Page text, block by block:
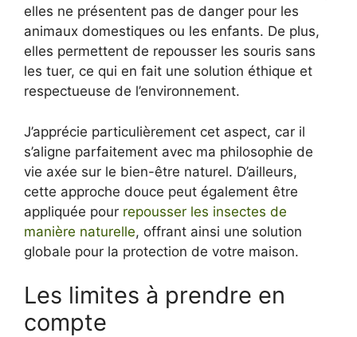
elles ne présentent pas de danger pour les
animaux domestiques ou les enfants. De plus,
elles permettent de repousser les souris sans
les tuer, ce qui en fait une solution éthique et
respectueuse de l’environnement.
J’apprécie particulièrement cet aspect, car il
s’aligne parfaitement avec ma philosophie de
vie axée sur le bien-être naturel. D’ailleurs,
cette approche douce peut également être
appliquée pour repousser les insectes de
manière naturelle, offrant ainsi une solution
globale pour la protection de votre maison.
Les limites à prendre en
compte